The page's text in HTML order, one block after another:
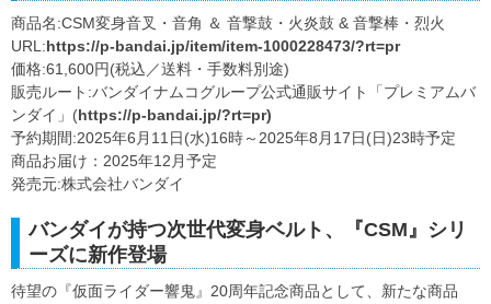
商品名:CSM変身音叉・音角 ＆ 音撃鼓・火炎鼓 & 音撃棒・烈火
URL:https://p-bandai.jp/item/item-1000228473/?rt=pr
価格:61,600円(税込／送料・手数料別途)
販売ルート:バンダイナムコグループ公式通販サイト「プレミアムバ
ンダイ」(https://p-bandai.jp/?rt=pr)
予約期間:2025年6月11日(水)16時～2025年8月17日(日)23時予定
商品お届け：2025年12月予定
発売元:株式会社バンダイ
バンダイが持つ次世代変身ベルト、『CSM』シリ
ーズに新作登場
待望の『仮面ライダー響鬼』20周年記念商品として、新たな商品